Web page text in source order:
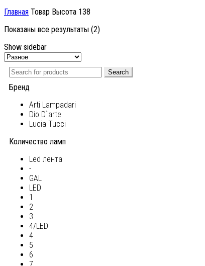
Главная Товар Высота 138
Показаны все результаты (2)
Show sidebar
Search
Бренд
Arti Lampadari
Dio D`arte
Lucia Tucci
Количество ламп
Led лента
-
GAL
LED
1
2
3
4/LED
4
5
6